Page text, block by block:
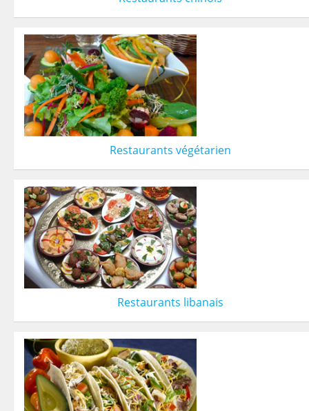
Restaurants végétarien
Restaurants libanais